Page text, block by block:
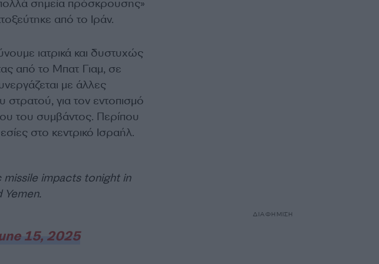
σημεία πρόσκρουσης»
από το Ιράν.
ιατρικά και δυστυχώς
από το Μπατ Γιαμ, σε
με άλλες
για τον εντοπισμό
του συμβάντος. Περίπου
στο κεντρικό Ισραήλ.
impacts tonight in
15, 2025
ΔΙΑΦΗΜΙΣΗ